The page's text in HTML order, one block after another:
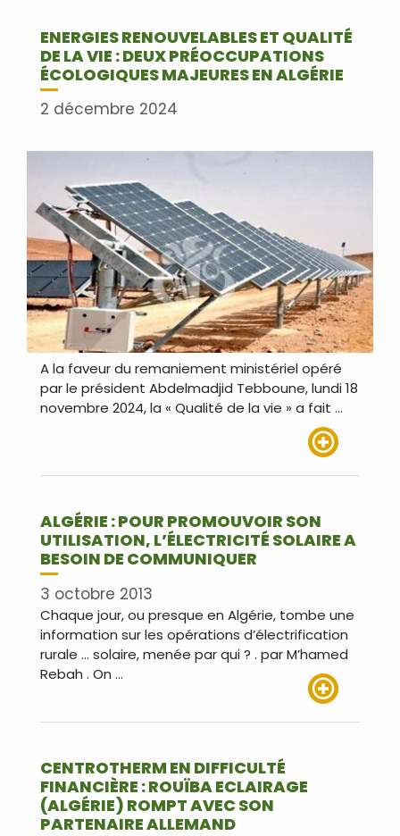
ENERGIES RENOUVELABLES ET QUALITÉ
DE LA VIE : DEUX PRÉOCCUPATIONS
ÉCOLOGIQUES MAJEURES EN ALGÉRIE
2 décembre 2024
A la faveur du remaniement ministériel opéré
par le président Abdelmadjid Tebboune, lundi 18
novembre 2024, la « Qualité de la vie » a fait …
ALGÉRIE : POUR PROMOUVOIR SON
UTILISATION, L’ÉLECTRICITÉ SOLAIRE A
BESOIN DE COMMUNIQUER
3 octobre 2013
Chaque jour, ou presque en Algérie, tombe une
information sur les opérations d’électrification
rurale … solaire, menée par qui ? . par M’hamed
Rebah . On …
CENTROTHERM EN DIFFICULTÉ
FINANCIÈRE : ROUÏBA ECLAIRAGE
(ALGÉRIE) ROMPT AVEC SON
PARTENAIRE ALLEMAND